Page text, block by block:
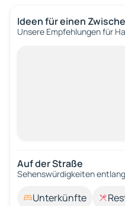
Ideen für einen
Unsere Empfehlungen für
Auf der Straße
Sehenswürdigkeiten
Unterkünfte